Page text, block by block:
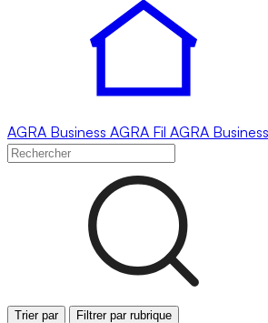
AGRA Business AGRA Fil AGRA
Trier par Filtrer par rubrique